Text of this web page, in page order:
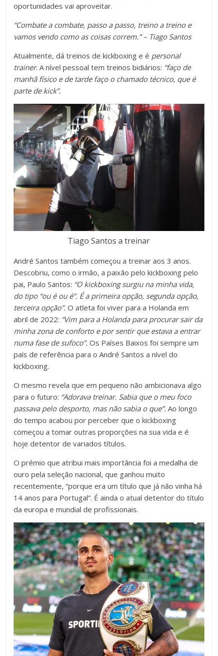
oportunidades vai aproveitar.
“Combate a combate, passo a passo, treino a treino e
vamos vendo como as coisas correm.” – Tiago Santos
Atualmente, dá treinos de kickboxing e é personal
trainer. A nível pessoal tem treinos bidiários: “faço de
manhã físico e de tarde faço o chamado técnico, que é
parte de kick”.
Tiago Santos a treinar
André Santos também começou a treinar aos 3 anos.
Descobriu, como o irmão, a paixão pelo kickboxing pelo
pai, Paulo Santos: “O kickboxing surgiu na minha vida,
do tipo “ou é ou é”. É a primeira opção, segunda opção,
terceira opção”.O atleta foi viver para a Holanda em
abril de 2022: “Vim para a Holanda para procurar sair da
minha zona de conforto e por sentir que estava a entrar
numa fase de sufoco”. Os Países Baixos foi sempre um
país de referência para o André Santos a nível do
kickboxing.
O mesmo revela que em pequeno não ambicionava algo
para o futuro: “Adorava treinar. Sabia que o meu foco
passava pelo desporto, mas não sabia o que”. Ao longo
do tempo acabou por perceber que o kickboxing
começou a tomar outras proporções na sua vida e é
hoje detentor de variados títulos.
O prémio que atribui mais importância foi a medalha de
ouro pela seleção nacional, que ganhou muito
recentemente, “porque era um título que já não vinha há
14 anos para Portugal”. É ainda o atual detentor do título
da europa e mundial de profissionais.